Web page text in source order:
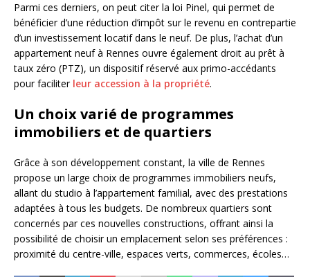
Parmi ces derniers, on peut citer la loi Pinel, qui permet de
bénéficier d’une réduction d’impôt sur le revenu en contrepartie
d’un investissement locatif dans le neuf. De plus, l’achat d’un
appartement neuf à Rennes ouvre également droit au prêt à
taux zéro (PTZ), un dispositif réservé aux primo-accédants
pour faciliter leur accession à la propriété.
Un choix varié de programmes
immobiliers et de quartiers
Grâce à son développement constant, la ville de Rennes
propose un large choix de programmes immobiliers neufs,
allant du studio à l’appartement familial, avec des prestations
adaptées à tous les budgets. De nombreux quartiers sont
concernés par ces nouvelles constructions, offrant ainsi la
possibilité de choisir un emplacement selon ses préférences :
proximité du centre-ville, espaces verts, commerces, écoles…